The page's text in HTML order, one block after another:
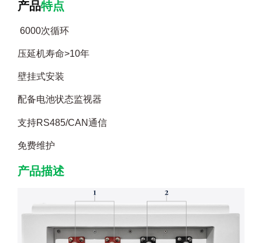
产品特点
6000次循环
压延机寿命>10年
壁挂式安装
配备电池状态监视器
支持RS485/CAN通信
免费维护
产品描述